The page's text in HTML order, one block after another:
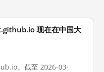
现在在中国大
。截至 2026-03-